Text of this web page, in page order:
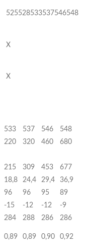
525528533537546548
X
X
533 537 546
548
220 320 460
680
215 309 453
677
18,8 24,4 29,4
36,9
96 96 95
89
-15 -12 -12
-9
284 288 286
286
0,89 0,89 0,90 0,92